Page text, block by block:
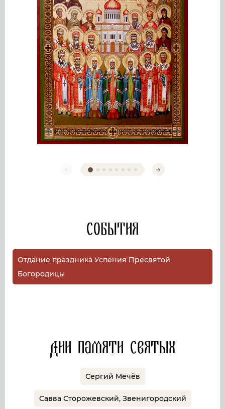
События
Отдание праздника Успения Пресвятой
Богородицы
Дни памяти святых
Сергий Мечёв
Савва Сторожевский, Звенигородский